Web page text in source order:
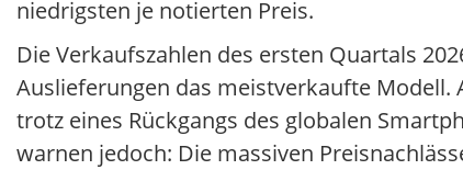
niedrigsten je notierten Preis.
Die Verkaufszahlen des ersten Quartals
Auslieferungen das meistverkaufte Modell.
trotz eines Rückgangs des globalen
warnen jedoch: Die massiven